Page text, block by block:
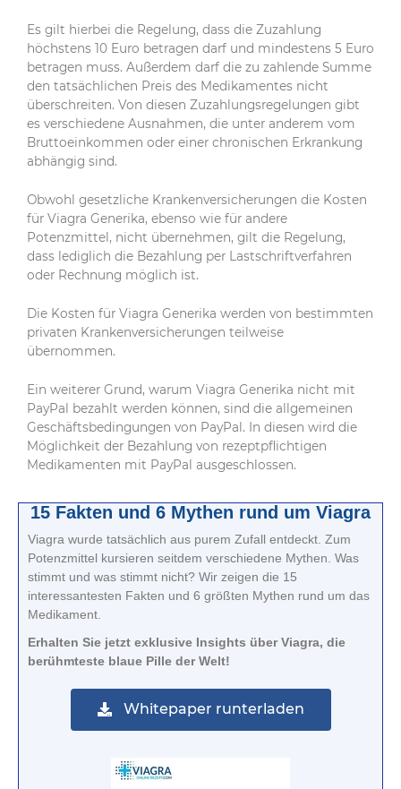
Es gilt hierbei die Regelung, dass die Zuzahlung
höchstens 10 Euro betragen darf und mindestens 5 Euro
betragen muss. Außerdem darf die zu zahlende Summe
den tatsächlichen Preis des Medikamentes nicht
überschreiten. Von diesen Zuzahlungsregelungen gibt
es verschiedene Ausnahmen, die unter anderem vom
Bruttoeinkommen oder einer chronischen Erkrankung
abhängig sind.
Obwohl gesetzliche Krankenversicherungen die Kosten
für Viagra Generika, ebenso wie für andere
Potenzmittel, nicht übernehmen, gilt die Regelung,
dass lediglich die Bezahlung per Lastschriftverfahren
oder Rechnung möglich ist.
Die Kosten für Viagra Generika werden von bestimmten
privaten Krankenversicherungen teilweise
übernommen.
Ein weiterer Grund, warum Viagra Generika nicht mit
PayPal bezahlt werden können, sind die allgemeinen
Geschäftsbedingungen von PayPal. In diesen wird die
Möglichkeit der Bezahlung von rezeptpflichtigen
Medikamenten mit PayPal ausgeschlossen.
15 Fakten und 6 Mythen rund um Viagra
Viagra wurde tatsächlich aus purem Zufall entdeckt. Zum
Potenzmittel kursieren seitdem verschiedene Mythen. Was
stimmt und was stimmt nicht? Wir zeigen die 15
interessantesten Fakten und 6 größten Mythen rund um das
Medikament.
Erhalten Sie jetzt exklusive Insights über Viagra, die
berühmteste blaue Pille der Welt!
Whitepaper runterladen